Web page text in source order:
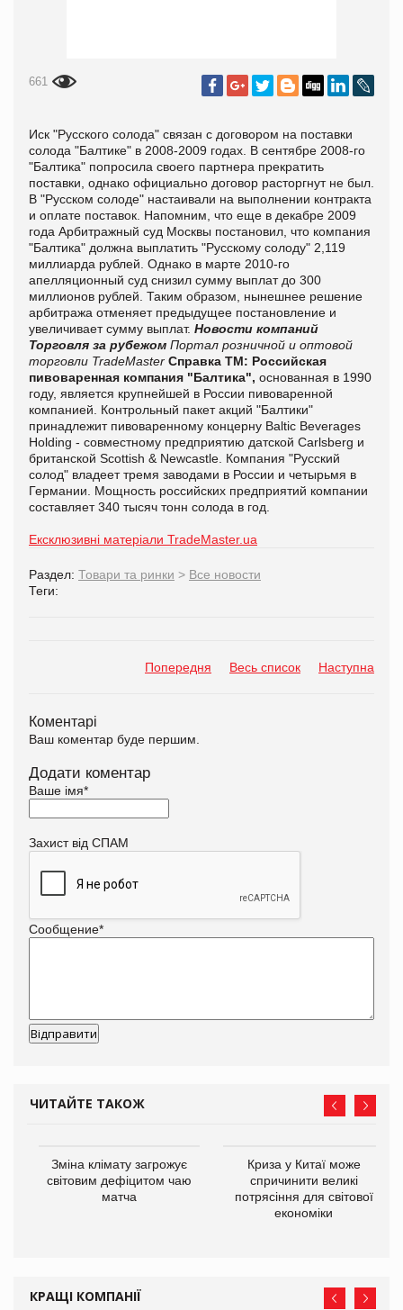
661
Иск "Русского солода" связан с договором на поставки
солода "Балтике" в 2008-2009 годах. В сентябре 2008-го
"Балтика" попросила своего партнера прекратить
поставки, однако официально договор расторгнут не был.
В "Русском солоде" настаивали на выполнении контракта
и оплате поставок. Напомним, что еще в декабре 2009
года Арбитражный суд Москвы постановил, что компания
"Балтика" должна выплатить "Русскому солоду" 2,119
миллиарда рублей. Однако в марте 2010-го
апелляционный суд снизил сумму выплат до 300
миллионов рублей. Таким образом, нынешнее решение
арбитража отменяет предыдущее постановление и
увеличивает сумму выплат. Новости компаний
Торговля за рубежом Портал розничной и оптовой
торговли TradeMaster Справка ТМ: Российская
пивоваренная компания "Балтика", основанная в 1990
году, является крупнейшей в России пивоваренной
компанией. Контрольный пакет акций "Балтики"
принадлежит пивоваренному концерну Baltic Beverages
Holding - совместному предприятию датской Carlsberg и
британской Scottish & Newcastle. Компания "Русский
солод" владеет тремя заводами в России и четырьмя в
Германии. Мощность российских предприятий компании
составляет 340 тысяч тонн солода в год.
Ексклюзивні матеріали TradeMaster.ua
Раздел: Товари та ринки > Все новости
Теги:
Попередня Весь список Наступна
Коментарі
Ваш коментар буде першим.
Додати коментар
Ваше імя*
Захист від СПАМ
Сообщение*
ЧИТАЙТЕ ТАКОЖ
Зміна клімату загрожує
світовим дефіцитом чаю
матча
Криза у Китаї може
спричинити великі
потрясіння для світової
економіки
КРАЩІ КОМПАНІЇ